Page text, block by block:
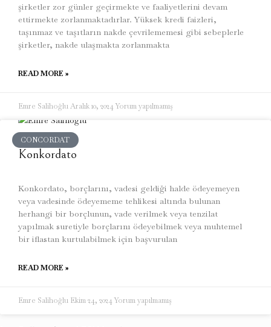
şirketler zor günler geçirmekte ve faaliyetlerini devam
ettirmekte zorlanmaktadırlar. Yüksek kredi faizleri,
taşınmaz ve taşıtların nakde çevrilememesi gibi sebeplerle
şirketler, nakde ulaşmakta zorlanmakta
READ MORE »
Emre SalihoğluAralık 10, 2024Yorum yapılmamış
CONCORDAT
Konkordato
Konkordato, borçlarını, vadesi geldiği halde ödeyemeyen
veya vadesinde ödeyememe tehlikesi altında bulunan
herhangi bir borçlunun, vade verilmek veya tenzilat
yapılmak suretiyle borçlarını ödeyebilmek veya muhtemel
bir iflastan kurtulabilmek için başvurulan
READ MORE »
Emre Salihoğlu Ekim 24, 2024Yorum yapılmamış